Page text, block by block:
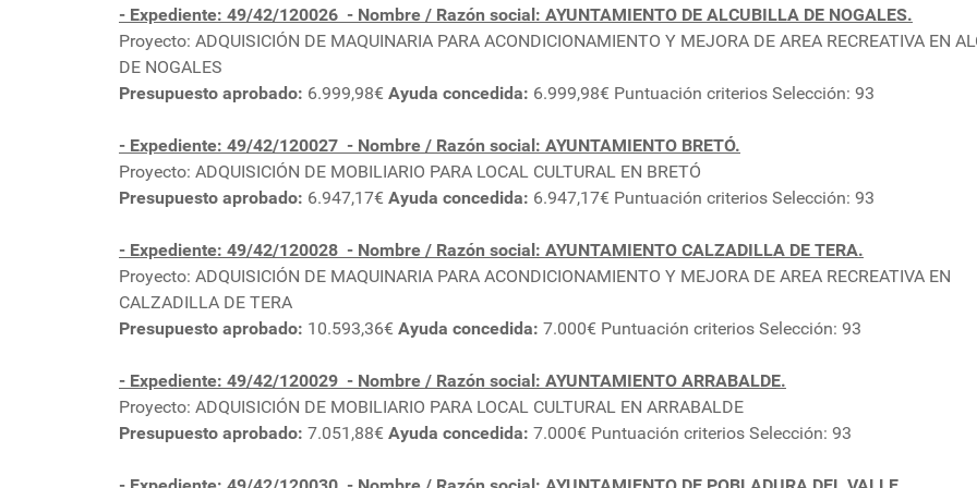
- Expediente: 49/42/120026 - Nombre / Razón social: AYUNTAMIENTO DE ALCUBILLA DE NOGALES.
Proyecto: ADQUISICIÓN DE MAQUINARIA PARA ACONDICIONAMIENTO Y MEJORA DE AREA RECREATIVA EN
DE NOGALES
Presupuesto aprobado: 6.999,98€ Ayuda concedida: 6.999,98€ Puntuación criterios Selección: 93
- Expediente: 49/42/120027 - Nombre / Razón social: AYUNTAMIENTO BRETÓ.
Proyecto: ADQUISICIÓN DE MOBILIARIO PARA LOCAL CULTURAL EN BRETÓ
Presupuesto aprobado: 6.947,17€ Ayuda concedida: 6.947,17€ Puntuación criterios Selección: 93
- Expediente: 49/42/120028 - Nombre / Razón social: AYUNTAMIENTO CALZADILLA DE TERA.
Proyecto: ADQUISICIÓN DE MAQUINARIA PARA ACONDICIONAMIENTO Y MEJORA DE AREA RECREATIVA EN
CALZADILLA DE TERA
Presupuesto aprobado: 10.593,36€ Ayuda concedida: 7.000€ Puntuación criterios Selección: 93
- Expediente: 49/42/120029 - Nombre / Razón social: AYUNTAMIENTO ARRABALDE.
Proyecto: ADQUISICIÓN DE MOBILIARIO PARA LOCAL CULTURAL EN ARRABALDE
Presupuesto aprobado: 7.051,88€ Ayuda concedida: 7.000€ Puntuación criterios Selección: 93